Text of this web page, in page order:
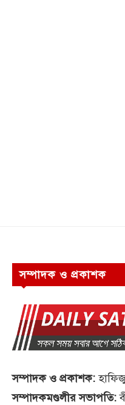
সম্পাদক ও প্রকাশক
সম্পাদক ও প্রকাশক:
সম্পাদকমণ্ডলীর সভাপতি: